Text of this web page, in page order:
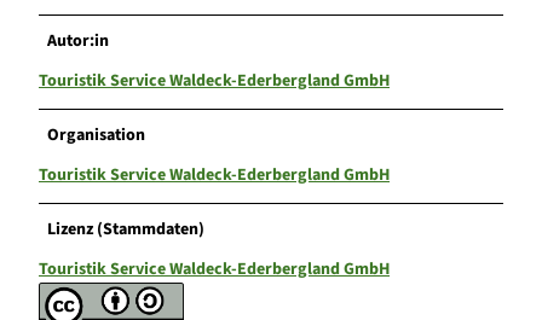
Autor:in
Touristik Service Waldeck-Ederbergland GmbH
Organisation
Touristik Service Waldeck-Ederbergland GmbH
Lizenz (Stammdaten)
Touristik Service Waldeck-Ederbergland GmbH